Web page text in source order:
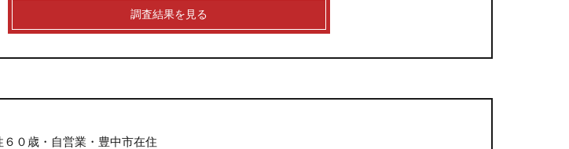
調査結果を見る
６０歳・自営業・豊中市在住